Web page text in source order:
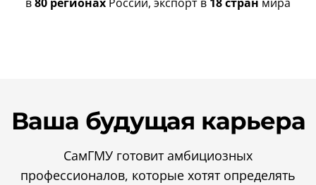
в80 регионах России, экспорт в 18 стран мира
Ваша будущая карьера
СамГМУ готовит амбициозных
профессионалов, которые хотят определять